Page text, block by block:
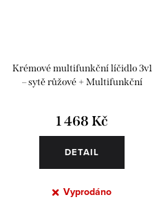
Krémové multifunkční líčidlo 3v1
– sytě růžové + Multifunkční
1 468 Kč
DETAIL
Vyprodáno